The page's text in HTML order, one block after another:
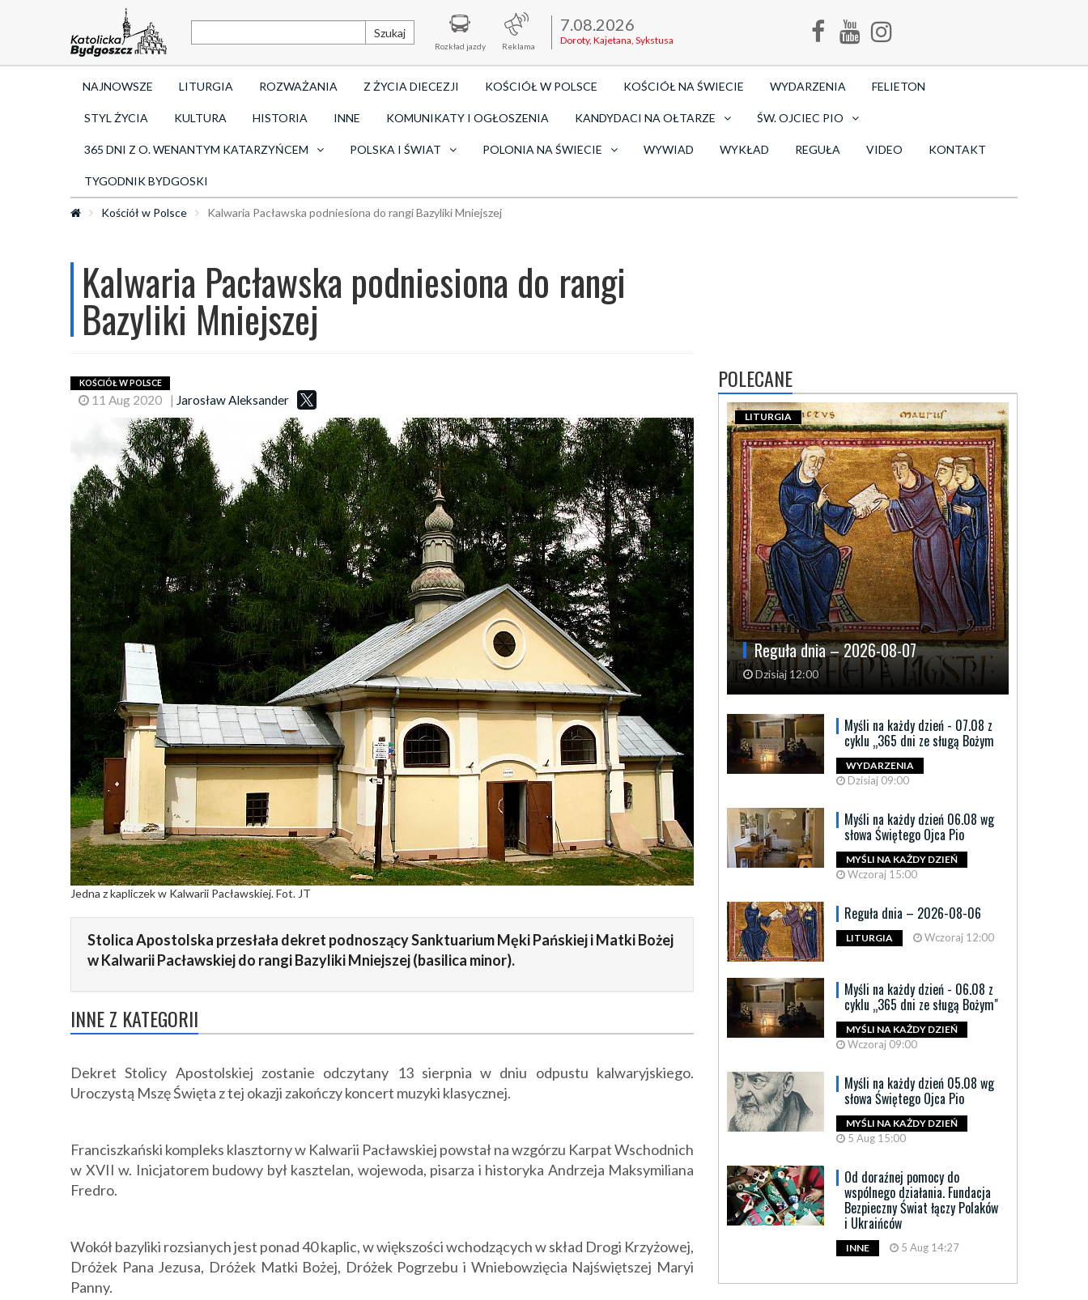
Szukaj
Rozkład jazdy Reklama
7.08.2026
Doroty, Kajetana, Sykstusa
NAJNOWSZE LITURGIA ROZWAŻANIA Z ŻYCIA DIECEZJI KOŚCIÓŁ W POLSCE KOŚCIÓŁ NA ŚWIECIE WYDARZENIA FELIETON
STYL ŻYCIA KULTURA HISTORIA INNE KOMUNIKATY I OGŁOSZENIA KANDYDACI NA OŁTARZE ŚW. OJCIEC PIO
365 DNI Z O. WENANTYM KATARZYŃCEM POLSKA I ŚWIAT POLONIA NA ŚWIECIE WYWIAD WYKŁAD REGUŁA VIDEO KONTAKT
TYGODNIK BYDGOSKI
Kościół w Polsce Kalwaria Pacławska podniesiona do rangi Bazyliki Mniejszej
Kalwaria Pacławska podniesiona do rangi
Bazyliki Mniejszej
KOŚCIÓŁ W POLSCE
11 Aug 2020 | Jarosław Aleksander
Jedna z kapliczek w Kalwarii Pacławskiej. Fot. JT
Stolica Apostolska przesłała dekret podnoszący Sanktuarium Męki Pańskiej i Matki Bożej
w Kalwarii Pacławskiej do rangi Bazyliki Mniejszej (basilica minor).
INNE Z KATEGORII
Dekret Stolicy Apostolskiej zostanie odczytany 13 sierpnia w dniu odpustu kalwaryjskiego.
Uroczystą Mszę Święta z tej okazji zakończy koncert muzyki klasycznej.
Franciszkański kompleks klasztorny w Kalwarii Pacławskiej powstał na wzgórzu Karpat Wschodnich
w XVII w. Inicjatorem budowy był kasztelan, wojewoda, pisarza i historyka Andrzeja Maksymiliana
Fredro.
Wokół bazyliki rozsianych jest ponad 40 kaplic, w większości wchodzących w skład Drogi Krzyżowej,
Dróżek Pana Jezusa, Dróżek Matki Bożej, Dróżek Pogrzebu i Wniebowzięcia Najświętszej Maryi
Panny.
POLECANE
Reguła dnia – 2026-08-07
Dzisiaj 12:00
LITURGIA
Myśli na każdy dzień - 07.08 z
cyklu „365 dni ze sługą Bożym
WYDARZENIA
Dzisiaj 09:00
Myśli na każdy dzień 06.08 wg
słowa Świętego Ojca Pio
MYŚLI NA KAŻDY DZIEŃ
Wczoraj 15:00
Reguła dnia – 2026-08-06
LITURGIA Wczoraj 12:00
Myśli na każdy dzień - 06.08 z
cyklu „365 dni ze sługą Bożym"
MYŚLI NA KAŻDY DZIEŃ
Wczoraj 09:00
Myśli na każdy dzień 05.08 wg
słowa Świętego Ojca Pio
MYŚLI NA KAŻDY DZIEŃ
5 Aug 15:00
Od doraźnej pomocy do
wspólnego działania. Fundacja
Bezpieczny Świat łączy Polaków
i Ukraińców
INNE 5 Aug 14:27